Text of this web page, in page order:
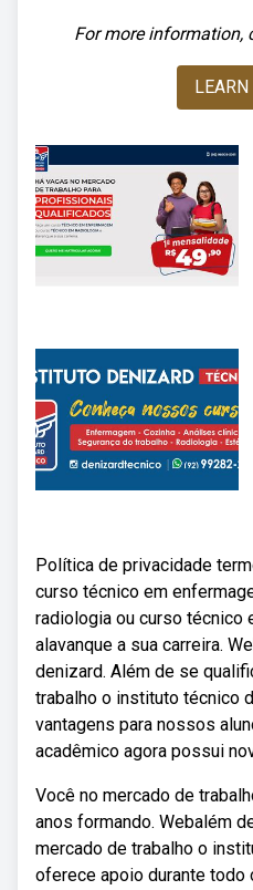
For more information,
Política de privacidade
curso técnico em
radiologia ou curso técnico
alavanque a sua carreira.
denizard. Além de se
trabalho o instituto técnico
vantagens para nossos
acadêmico agora possui
Você no mercado de
anos formando. Webalém
mercado de trabalho o
oferece apoio durante todo